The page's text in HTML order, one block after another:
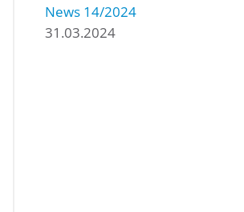
News 14/2024
31.03.2024